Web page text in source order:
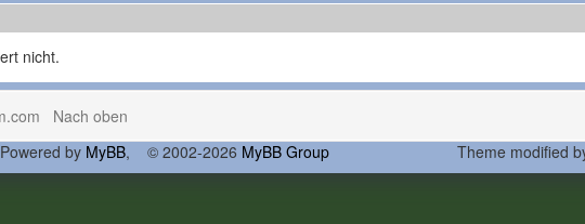
nicht.
Nach oben
by MyBB, © 2002-2026 MyBB Group Theme modified